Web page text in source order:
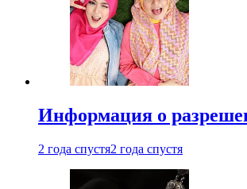
Информация о
2 года спустя2 года спустя